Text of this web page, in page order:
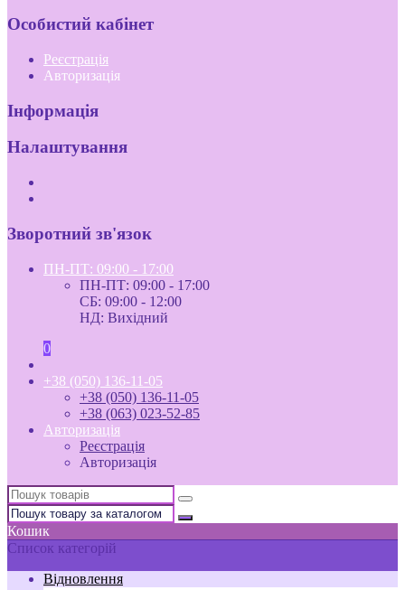
Особистий кабінет
Реєстрація
Авторизація
Інформація
Налаштування
Зворотний зв'язок
ПН-ПТ: 09:00 - 17:00
ПН-ПТ: 09:00 - 17:00
СБ: 09:00 - 12:00
НД: Вихідний
0
+38 (050) 136-11-05
+38 (050) 136-11-05
+38 (063) 023-52-85
Авторизація
Реєстрація
Авторизація
Кошик
Список категорій
Відновлення